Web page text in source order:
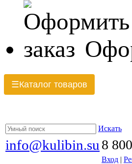
☰Каталог товаров
Искать
info@kulibin.su 8
Вход |